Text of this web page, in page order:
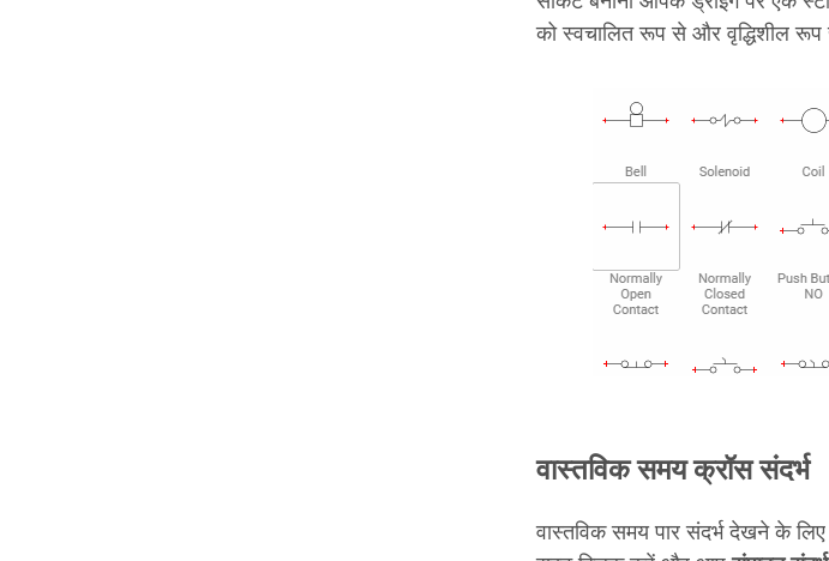
को स्वचालित रूप से और वृद्धिशील
वास्तविक समय क्रॉस संदर्भ
वास्तविक समय पार संदर्भ देखने के